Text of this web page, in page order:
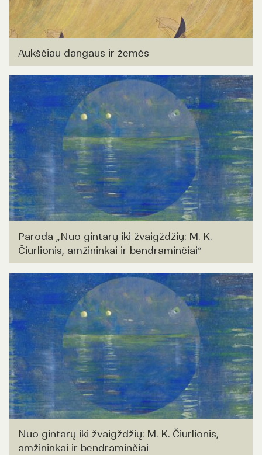
Aukščiau dangaus ir žemės
Paroda „Nuo gintarų iki žvaigždžių: M. K.
Čiurlionis, amžininkai ir bendraminčiai“
Nuo gintarų iki žvaigždžių: M. K. Čiurlionis,
amžininkai ir bendraminčiai